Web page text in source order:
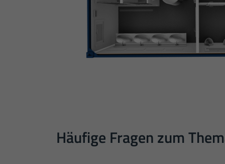
Häufige Fragen zum
Statistik Cookies erfassen